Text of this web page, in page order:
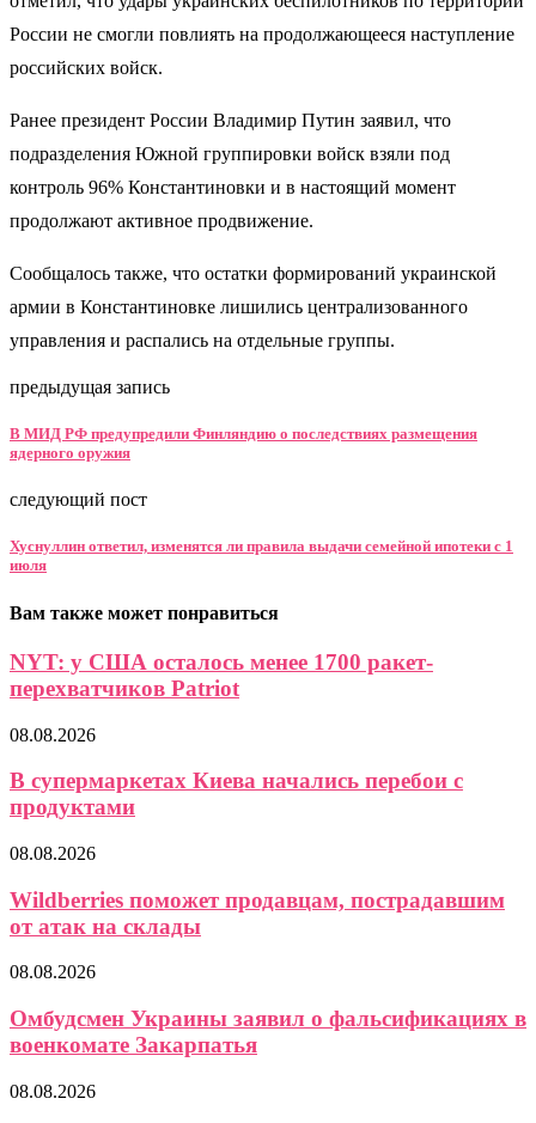
России не смогли повлиять на продолжающееся наступление
российских войск.
Ранее президент России Владимир Путин заявил, что
подразделения Южной группировки войск взяли под
контроль 96% Константиновки и в настоящий момент
продолжают активное продвижение.
Сообщалось также, что остатки формирований украинской
армии в Константиновке лишились централизованного
управления и распались на отдельные группы.
предыдущая запись
В МИД РФ предупредили Финляндию о последствиях размещения
ядерного оружия
следующий пост
Хуснуллин ответил, изменятся ли правила выдачи семейной ипотеки с 1
июля
Вам также может понравиться
NYT: у США осталось менее 1700 ракет-
перехватчиков Patriot
08.08.2026
В супермаркетах Киева начались перебои с
продуктами
08.08.2026
Wildberries поможет продавцам, пострадавшим
от атак на склады
08.08.2026
Омбудсмен Украины заявил о фальсификациях в
военкомате Закарпатья
08.08.2026